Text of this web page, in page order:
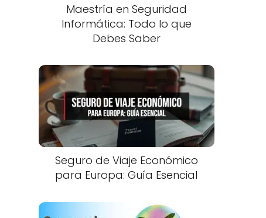
Maestría en Seguridad
Informática: Todo lo que
Debes Saber
Seguro de Viaje Económico
para Europa: Guía Esencial